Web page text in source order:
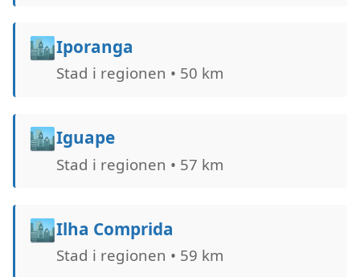
🏙️Iporanga
Stad i regionen • 50 km
🏙️Iguape
Stad i regionen • 57 km
🏙️Ilha Comprida
Stad i regionen • 59 km